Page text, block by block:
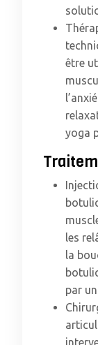
être
yoga
les
la
par